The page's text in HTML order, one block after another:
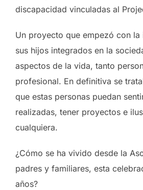
discapacidad vinculadas al
Un proyecto que empezó con la
sus hijos integrados en la
aspectos de la vida, tanto
profesional. En definitiva se
que estas personas puedan
realizadas, tener proyectos e
cualquiera.
¿Cómo se ha vivido desde la
padres y familiares, esta
años?